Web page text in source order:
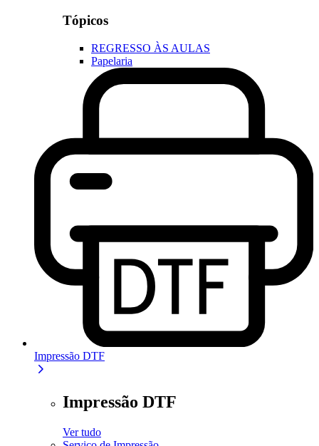
Tópicos
REGRESSO ÀS AULAS
Papelaria
Impressão DTF
Impressão DTF
Ver tudo